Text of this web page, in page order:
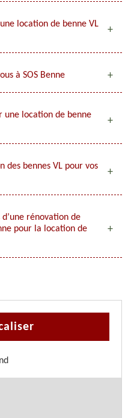
location de benne VL
à SOS Benne
une location de benne
des bennes VL pour vos
rénovation de
pour la location de